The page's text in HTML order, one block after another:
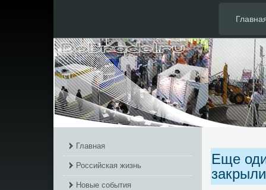
Главная
Российская жизнь
Новые события
Еще